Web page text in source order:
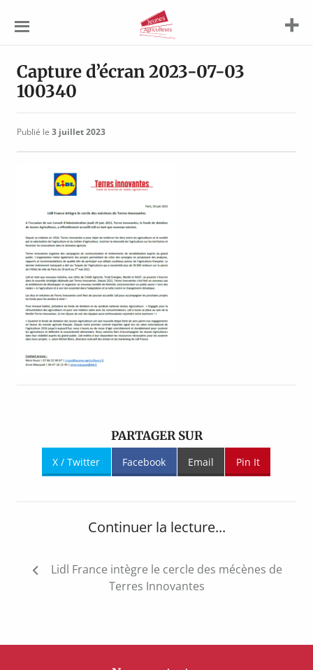
Agriculteurs
Capture d’écran 2023-07-03
100340
Publié le 3 juillet 2023
PARTAGER SUR
X / Twitter Facebook Email Pin It
Continuer la lecture...
Navigation
de
Lidl France intègre le cercle des mécènes de
Terres Innovantes